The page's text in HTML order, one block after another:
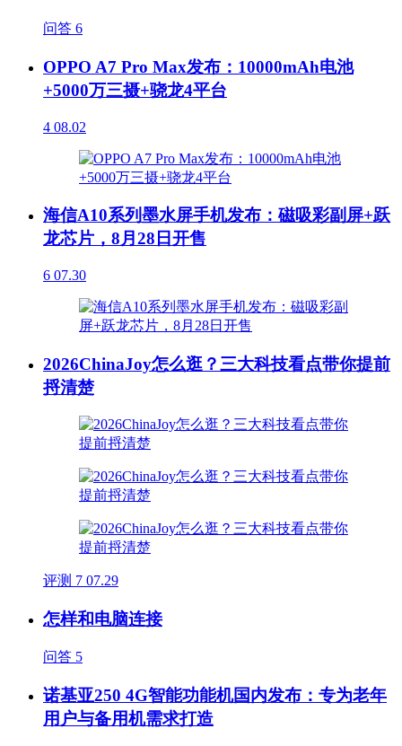
问答 6
OPPO A7 Pro Max发布：10000mAh电池
+5000万三摄+骁龙4平台
4 08.02
海信A10系列墨水屏手机发布：磁吸彩副屏+跃
龙芯片，8月28日开售
6 07.30
2026ChinaJoy怎么逛？三大科技看点带你提前
捋清楚
评测 7 07.29
怎样和电脑连接
问答 5
诺基亚250 4G智能功能机国内发布：专为老年
用户与备用机需求打造